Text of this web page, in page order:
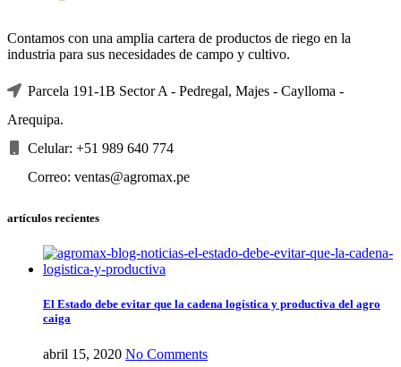
Contamos con una amplia cartera de productos de riego en la
industria para sus necesidades de campo y cultivo.
Parcela 191-1B Sector A - Pedregal, Majes - Caylloma -
Arequipa.
Celular: +51 989 640 774
Correo: ventas@agromax.pe
artículos recientes
El Estado debe evitar que la cadena logística y productiva del agro
caiga
abril 15, 2020 No Comments